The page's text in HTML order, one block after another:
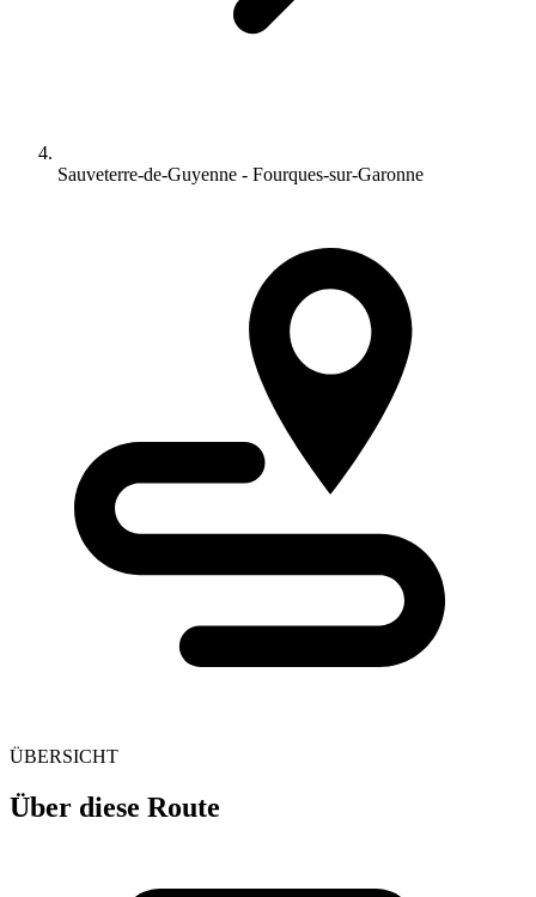
Sauveterre-de-Guyenne - Fourques-sur-Garonne
ÜBERSICHT
Über diese Route